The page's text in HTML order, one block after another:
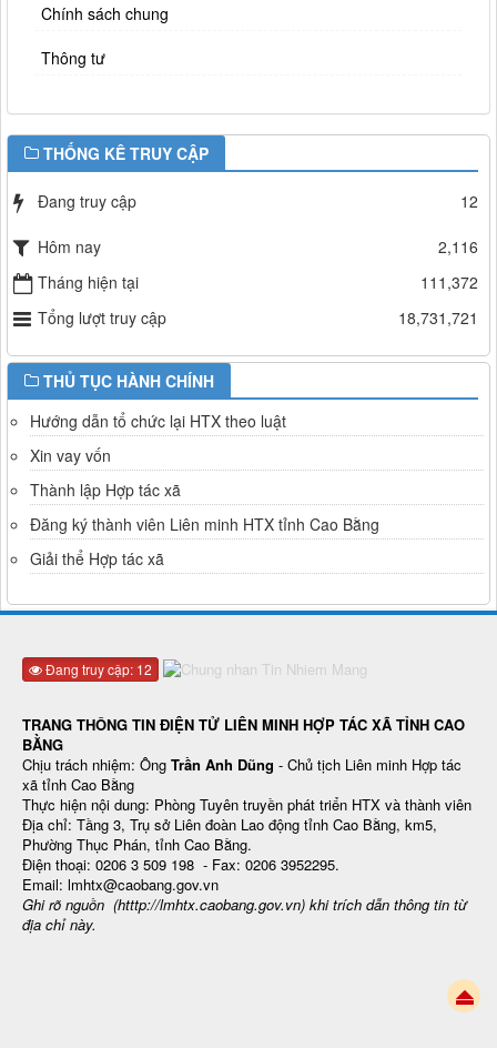
Chính sách chung
Thông tư
THỐNG KÊ TRUY CẬP
Đang truy cập 12
Hôm nay
2,116
Tháng hiện tại
111,372
Tổng lượt truy cập
18,731,721
THỦ TỤC HÀNH CHÍNH
Hướng dẫn tổ chức lại HTX theo luật
Xin vay vốn
Thành lập Hợp tác xã
Đăng ký thành viên Liên minh HTX tỉnh Cao Bằng
Giải thể Hợp tác xã
Đang truy cập: 12
TRANG THÔNG TIN ĐIỆN TỬ LIÊN MINH HỢP TÁC XÃ TỈNH CAO
BẰNG
Chịu trách nhiệm: Ông Trần Anh Dũng - Chủ tịch Liên minh Hợp tác
xã tỉnh Cao Bằng
Thực hiện nội dung: Phòng Tuyên truyền phát triển HTX và thành viên
Địa chỉ: Tầng 3, Trụ sở Liên đoàn Lao động tỉnh Cao Bằng, km5,
Phường Thục Phán, tỉnh Cao Bằng.
Điện thoại: 0206 3 509 198 - Fax: 0206 3952295.
Email: lmhtx@caobang.gov.vn
Ghi rõ nguồn (htttp://lmhtx.caobang.gov.vn) khi trích dẫn thông tin từ
địa chỉ này.